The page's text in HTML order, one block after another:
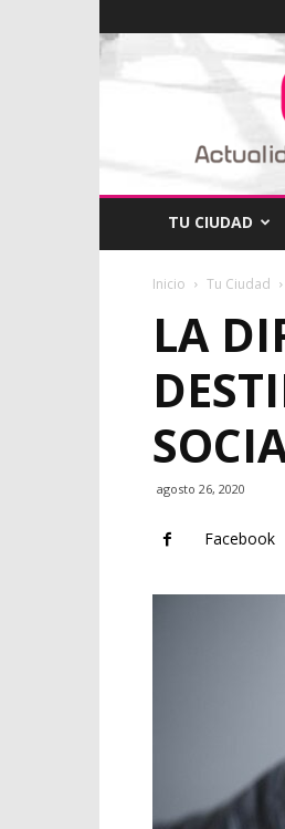
ActualidadSocial
TU CIUDAD
Inicio Tu Ciudad
LA
agosto 26, 2020
Facebook